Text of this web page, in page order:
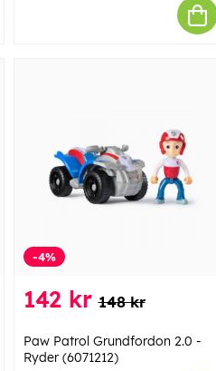
-4%
142 kr 148 kr
Paw Patrol Grundfordon 2.0 -
Ryder (6071212)